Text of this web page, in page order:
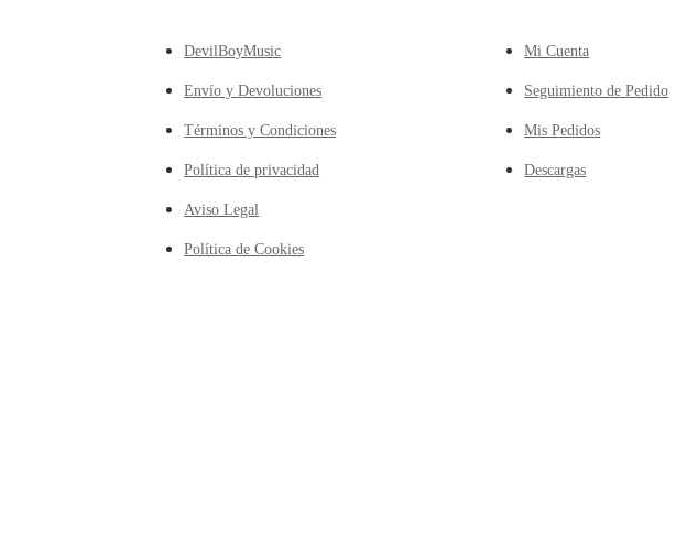
DevilBoyMusic
Envío y Devoluciones
Términos y Condiciones
Política de privacidad
Aviso Legal
Política de Cookies
Mi Cuenta
Seguimiento de Pedido
Mis Pedidos
Descargas